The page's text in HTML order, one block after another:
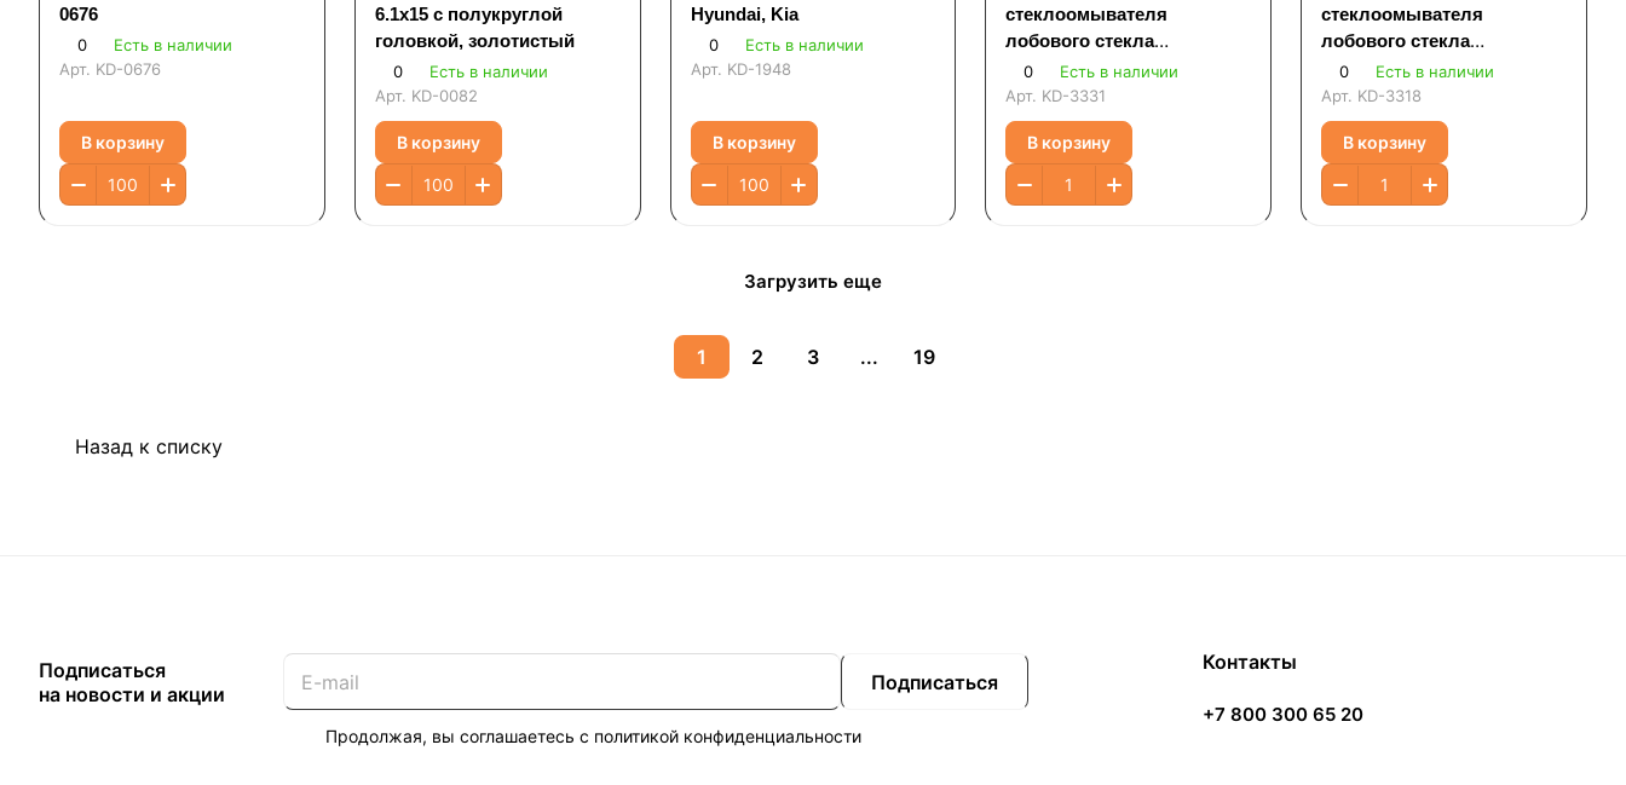
0676
0
Есть в наличии
Арт. KD-0676
В корзину
6.1x15 с полукруглой
головкой, золотистый
0
Есть в наличии
Арт. KD-0082
В корзину
Hyundai, Kia
0
Есть в наличии
Арт. KD-1948
В корзину
стеклоомывателя
лобового стекла
универсальная
0
Есть в наличии
Арт. KD-3331
В корзину
стеклоомывателя
лобового стекла
универсальная
0
Есть в наличии
Арт. KD-3318
В корзину
Загрузить еще
1 2 3 ... 19
Назад к списку
Подписаться
на новости и акции
Подписаться
Продолжая, вы соглашаетесь с политикой конфиденциальности
Контакты
+7 800 300 65 20